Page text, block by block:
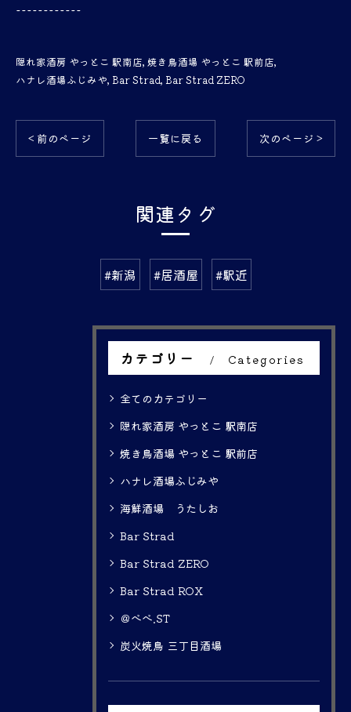
------------
隠れ家酒房 やっとこ 駅南店 焼き鳥酒場 やっとこ 駅前店
ハナレ酒場ふじみや Bar Strad Bar Strad ZERO
< 前のページ 一覧に戻る 次のページ >
関連タグ
#新潟 #居酒屋 #駅近
カテゴリー Categories
全てのカテゴリー
隠れ家酒房 やっとこ 駅南店
焼き鳥酒場 やっとこ 駅前店
ハナレ酒場ふじみや
海鮮酒場 うたしお
Bar Strad
Bar Strad ZERO
Bar Strad ROX
＠べべ.ST
炭火焼鳥 三丁目酒場